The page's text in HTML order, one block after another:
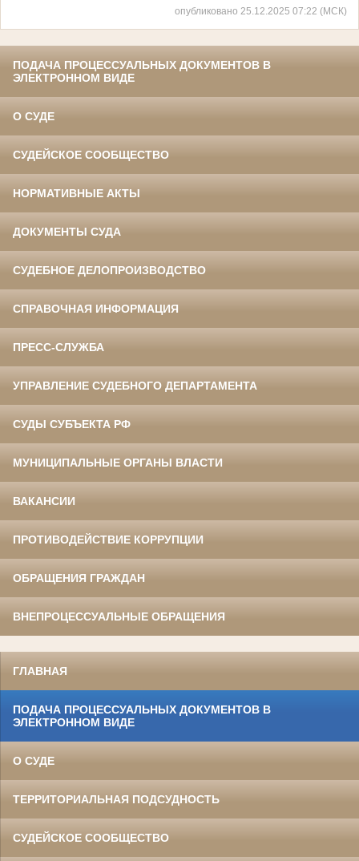
опубликовано 25.12.2025 07:22 (МСК)
ПОДАЧА ПРОЦЕССУАЛЬНЫХ ДОКУМЕНТОВ В
ЭЛЕКТРОННОМ ВИДЕ
О СУДЕ
СУДЕЙСКОЕ СООБЩЕСТВО
НОРМАТИВНЫЕ АКТЫ
ДОКУМЕНТЫ СУДА
СУДЕБНОЕ ДЕЛОПРОИЗВОДСТВО
СПРАВОЧНАЯ ИНФОРМАЦИЯ
ПРЕСС-СЛУЖБА
УПРАВЛЕНИЕ СУДЕБНОГО ДЕПАРТАМЕНТА
СУДЫ СУБЪЕКТА РФ
МУНИЦИПАЛЬНЫЕ ОРГАНЫ ВЛАСТИ
ВАКАНСИИ
ПРОТИВОДЕЙСТВИЕ КОРРУПЦИИ
ОБРАЩЕНИЯ ГРАЖДАН
ВНЕПРОЦЕССУАЛЬНЫЕ ОБРАЩЕНИЯ
ГЛАВНАЯ
ПОДАЧА ПРОЦЕССУАЛЬНЫХ ДОКУМЕНТОВ В
ЭЛЕКТРОННОМ ВИДЕ
О СУДЕ
ТЕРРИТОРИАЛЬНАЯ ПОДСУДНОСТЬ
СУДЕЙСКОЕ СООБЩЕСТВО